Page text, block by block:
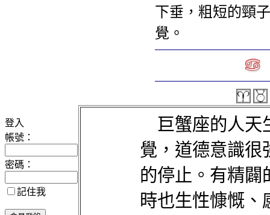
登入
帳號：
密碼：
記住我
下垂，粗短的頸
覺。
巨蟹座的人天
覺，道德意識很
的停止。有精闢
時也生性慷慨